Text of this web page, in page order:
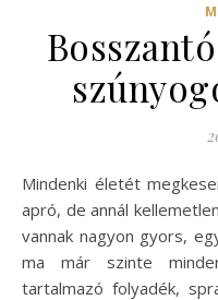
Mindenki életét megkeserítik ezek a szinte jelentéktelen,
apró, de annál
vannak nagyon gyors,
ma már szinte
tartalmazó folyadék,